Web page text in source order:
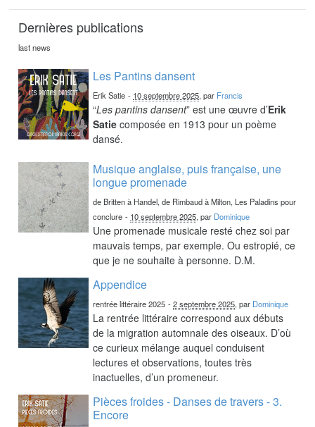
Dernières publications
last news
Les Pantins dansent
Erik Satie - 10 septembre 2025, par Francis
“Les pantins dansent” est une œuvre d’Erik
Satie composée en 1913 pour un poème
dansé.
Musique anglaise, puis française, une
longue promenade
de Britten à Handel, de Rimbaud à Milton, Les Paladins pour
conclure - 10 septembre 2025, par Dominique
Une promenade musicale resté chez soi par
mauvais temps, par exemple. Ou estropié, ce
que je ne souhaite à personne. D.M.
Appendice
rentrée littéraire 2025 -2 septembre 2025, par Dominique
La rentrée littéraire correspond aux débuts
de la migration automnale des oiseaux. D’où
ce curieux mélange auquel conduisent
lectures et observations, toutes très
inactuelles, d’un promeneur.
Pièces froides - Danses de travers - 3.
Encore